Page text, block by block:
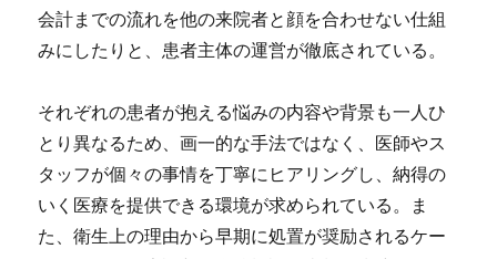
会計までの流れを他の来院者と顔を合わせない仕組
みにしたりと、患者主体の運営が徹底されている。
それぞれの患者が抱える悩みの内容や背景も一人ひ
とり異なるため、画一的な手法ではなく、医師やス
タッフが個々の事情を丁寧にヒアリングし、納得の
いく医療を提供できる環境が求められている。ま
た、衛生上の理由から早期に処置が奨励されるケー